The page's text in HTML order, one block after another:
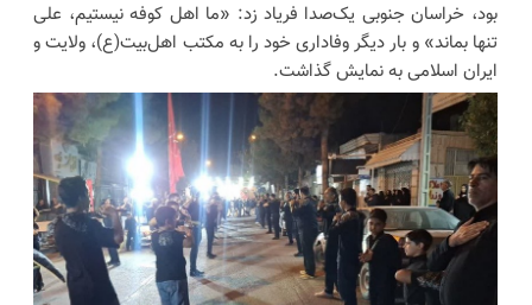
بود، خراسان جنوبی یک‌صدا فریاد زد: «ما اهل کوفه نیستیم، علی
تنها بماند» و بار دیگر وفاداری خود را به مکتب اهل‌بیت(ع)، ولایت و
ایران اسلامی به نمایش گذاشت.